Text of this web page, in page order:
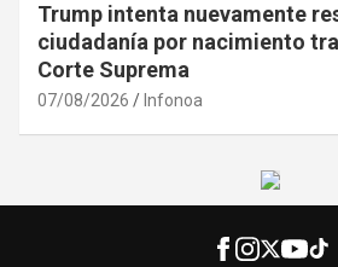
Trump intenta nuevamente
ciudadanía por nacimiento
Corte Suprema
07/08/2026 Infonoa